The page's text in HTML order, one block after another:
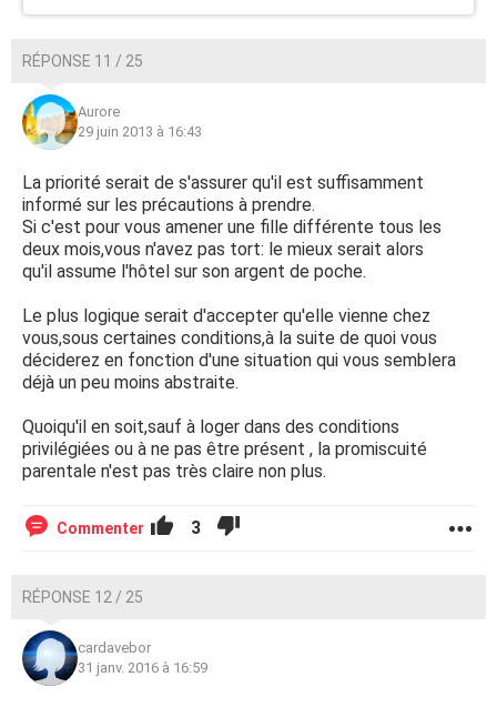
RÉPONSE 11 / 25
Aurore
29 juin 2013 à 16:43
La priorité serait de s'assurer qu'il est suffisamment
informé sur les précautions à prendre.
Si c'est pour vous amener une fille différente tous les
deux mois,vous n'avez pas tort: le mieux serait alors
qu'il assume l'hôtel sur son argent de poche.
Le plus logique serait d'accepter qu'elle vienne chez
vous,sous certaines conditions,à la suite de quoi vous
déciderez en fonction d'une situation qui vous semblera
déjà un peu moins abstraite.
Quoiqu'il en soit,sauf à loger dans des conditions
privilégiées ou à ne pas être présent , la promiscuité
parentale n'est pas très claire non plus.
Commenter 3
RÉPONSE 12 / 25
cardavebor
31 janv. 2016 à 16:59